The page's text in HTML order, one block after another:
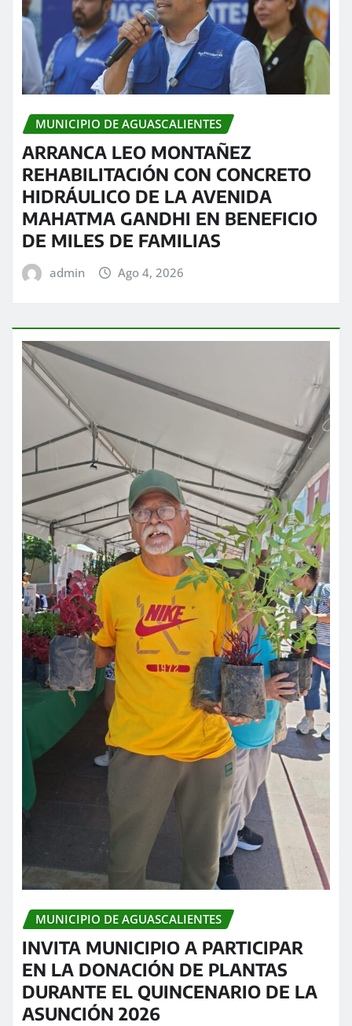
MUNICIPIO DE AGUASCALIENTES
ARRANCA LEO MONTAÑEZ
REHABILITACIÓN CON CONCRETO
HIDRÁULICO DE LA AVENIDA
MAHATMA GANDHI EN BENEFICIO
DE MILES DE FAMILIAS
admin Ago 4, 2026
MUNICIPIO DE AGUASCALIENTES
INVITA MUNICIPIO A PARTICIPAR
EN LA DONACIÓN DE PLANTAS
DURANTE EL QUINCENARIO DE LA
ASUNCIÓN 2026